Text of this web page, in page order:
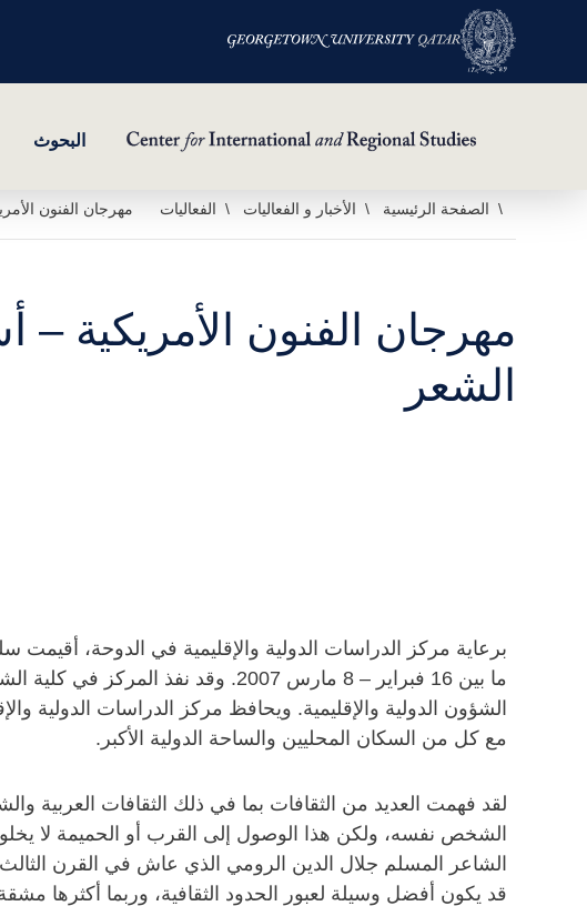
البحوث
الصفحة الرئيسية الأخبار و الفعاليات الفعاليات مهرجان الفنون
مهرجان الفنون الأمريكية –
الشعر
برعاية مركز الدراسات الدولية والإقليمية في الدوحة، أقيمت
ما بين 16 فبراير – 8 مارس 2007.
الشؤون الدولية والإقليمية. ويحافظ مركز الدراسات الدولية
مع كل من السكان المحليين والساحة الدولية الأكبر.
لقد فهمت العديد من الثقافات بما في ذلك الثقافات
الشخص نفسه، ولكن هذا الوصول إلى القرب أو الحميمة لا
الشاعر المسلم جلال الدين الرومي الذي عاش في القرن
قد يكون أفضل وسيلة لعبور الحدود الثقافية، وربما أكثرها